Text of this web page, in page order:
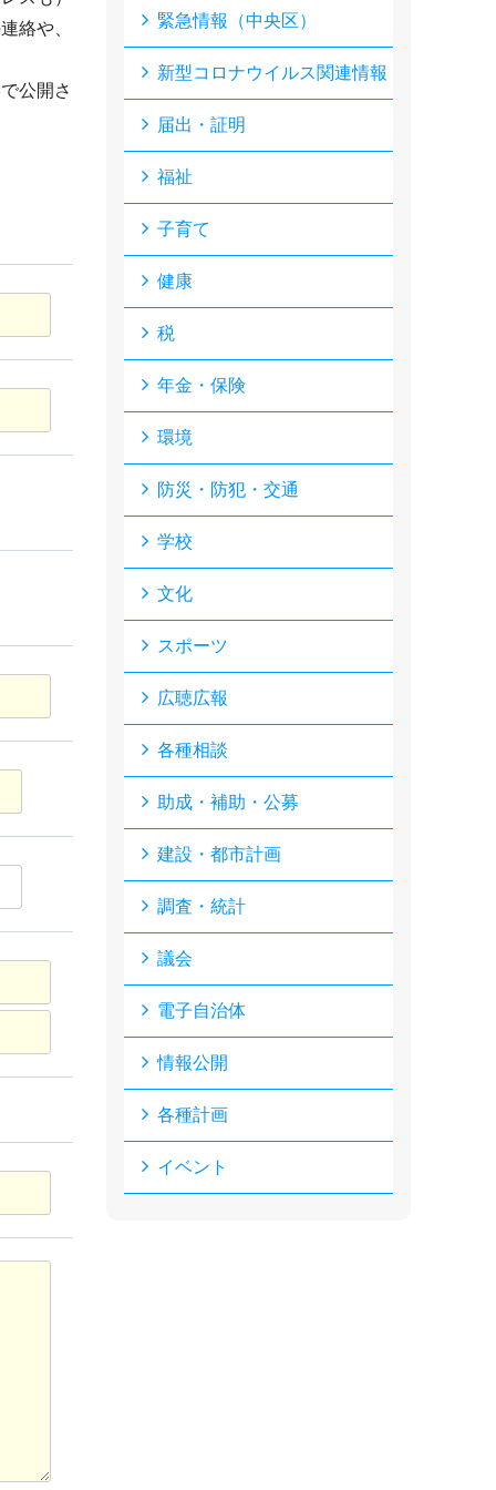
絡や、
公開さ
緊急情報（中央区）
新型コロナウイルス関連情報
届出・証明
福祉
子育て
健康
税
年金・保険
環境
防災・防犯・交通
学校
文化
スポーツ
広聴広報
各種相談
助成・補助・公募
建設・都市計画
調査・統計
議会
電子自治体
情報公開
各種計画
イベント